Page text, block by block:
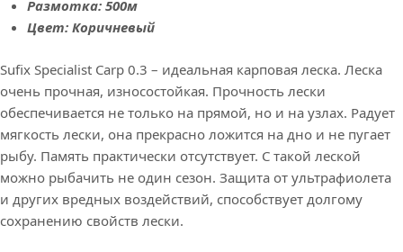
Размотка: 500м
Цвет: Коричневый
Sufix Specialist Carp 0.3 – идеальная карповая леска. Леска
очень прочная, износостойкая. Прочность лески
обеспечивается не только на прямой, но и на узлах. Радует
мягкость лески, она прекрасно ложится на дно и не пугает
рыбу. Память практически отсутствует. С такой леской
можно рыбачить не один сезон. Защита от ультрафиолета
и других вредных воздействий, способствует долгому
сохранению свойств лески.